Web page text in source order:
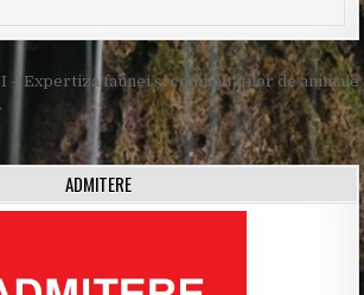
– Expertiza faunei și comunităților de animale
ADMITERE